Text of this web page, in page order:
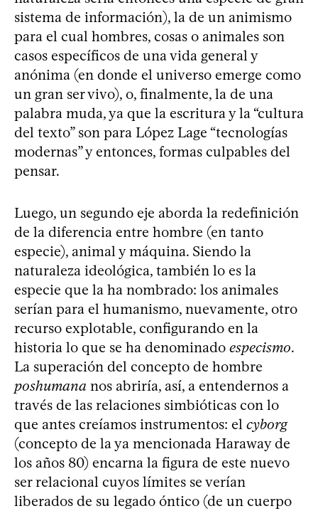
sistema de información), la de un animismo
para el cual hombres, cosas o animales son
casos específicos de una vida general y
anónima (en donde el universo emerge como
un gran ser vivo), o, finalmente, la de una
palabra muda, ya que la escritura y la “cultura
del texto” son para López Lage “tecnologías
modernas” y entonces, formas culpables del
pensar.
Luego, un segundo eje aborda la redefinición
de la diferencia entre hombre (en tanto
especie), animal y máquina. Siendo la
naturaleza ideológica, también lo es la
especie que la ha nombrado: los animales
serían para el humanismo, nuevamente, otro
recurso explotable, configurando en la
historia lo que se ha denominado especismo.
La superación del concepto de hombre
poshumana nos abriría, así, a entendernos a
través de las relaciones simbióticas con lo
que antes creíamos instrumentos: el cyborg
(concepto de la ya mencionada Haraway de
los años 80) encarna la figura de este nuevo
ser relacional cuyos límites se verían
liberados de su legado óntico (de un cuerpo